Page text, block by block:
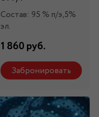
Состав: 95 % п/э,5%
эл.
1 860 руб.
Забронировать